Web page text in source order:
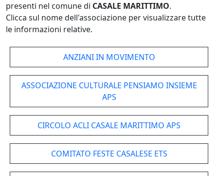
presenti nel comune di CASALE MARITTIMO.
Clicca sul nome dell'associazione per visualizzare tutte
le informazioni relative.
ANZIANI IN MOVIMENTO
ASSOCIAZIONE CULTURALE PENSIAMO INSIEME
APS
CIRCOLO ACLI CASALE MARITTIMO APS
COMITATO FESTE CASALESE ETS